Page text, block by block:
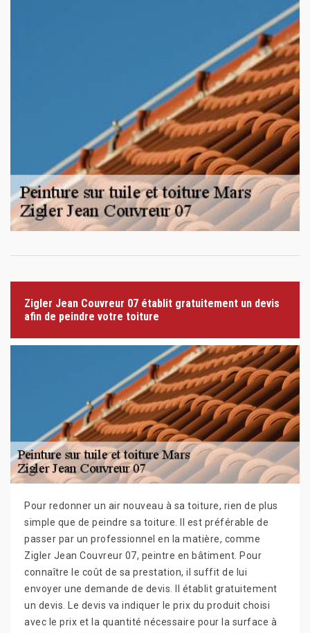
Zigler Jean Couvreur 07 établit gratuitement un devis
afin de peindre votre toiture
Pour redonner un air nouveau à sa toiture, rien de plus
simple que de peindre sa toiture. Il est préférable de
passer par un professionnel en la matière, comme
Zigler Jean Couvreur 07, peintre en bâtiment. Pour
connaître le coût de sa prestation, il suffit de lui
envoyer une demande de devis. Il établit gratuitement
un devis. Le devis va indiquer le prix du produit choisi
avec le prix et la quantité nécessaire pour la surface à